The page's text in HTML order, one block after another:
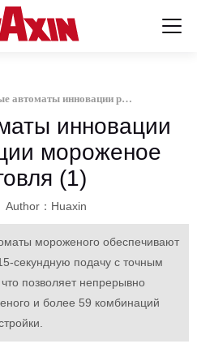
Торговые автоматы инновации реструктуризации мороженое розничная торговля (1)
инновации
мороженое
(1)
Author：Huaxin
мороженого обеспечивают
секундную подачу с точным
позволяет непрерывно
и более 59 комбинаций